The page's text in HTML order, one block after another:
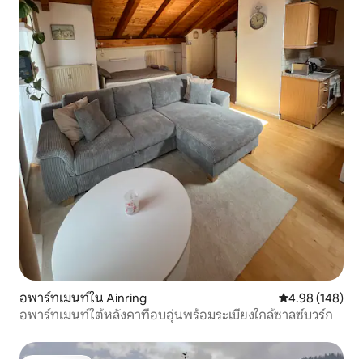
อพาร์ทเมนท์ใน Ainring คะแนนเฉลี่ย
4.98 (148)
อพาร์ทเมนท์ใต้หลังคาที่อบอุ่นพร้อมระเบียงใกล้ซาลซ์บวร์ก